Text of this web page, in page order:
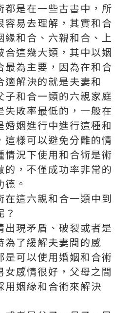
都是在一些古書中，所
容易去理解，其實和合
緣和合、六親和合、上
合這幾大類，其中以姻
最為主要，因為在和合
解決的就是夫妻和
子和合一類的六親家庭
失敗率最低的，一般在
婚姻進行中進行這種和
這樣可以避免分離的情
情況下使用和合術是術
的，不僅成功率非常的
。
在這六親和合一類中到
出現矛盾、破裂或者是
為了緩解夫妻間的感
是可以使用婚姻和合術
女感情很好，父母之間
用姻緣和合術來解決